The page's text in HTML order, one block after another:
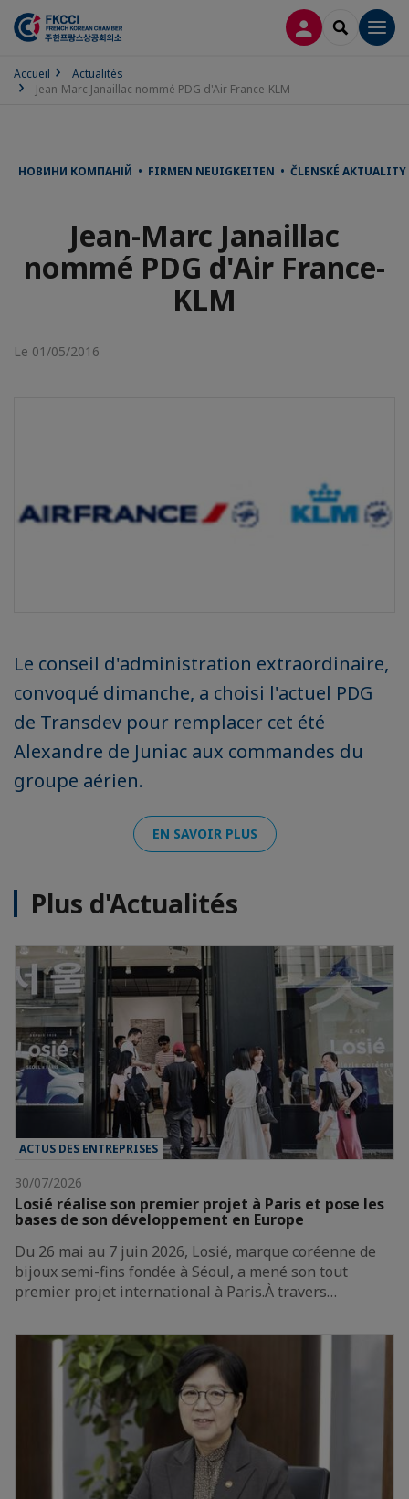
CONNEXION
Accueil
Actualités
Jean-Marc Janaillac nommé PDG d'Air France-KLM
НОВИНИ КОМПАНІЙ • FIRMEN NEUIGKEITEN • ČLENSKÉ AKTUALITY
Jean-Marc Janaillac
nommé PDG d'Air France-
KLM
Le 01/05/2016
Le conseil d'administration extraordinaire,
convoqué dimanche, a choisi l'actuel PDG
de Transdev pour remplacer cet été
Alexandre de Juniac aux commandes du
groupe aérien.
EN SAVOIR PLUS
Plus d'Actualités
ACTUS DES ENTREPRISES
30/07/2026
Losié réalise son premier projet à Paris et pose les
bases de son développement en Europe
Du 26 mai au 7 juin 2026, Losié, marque coréenne de
bijoux semi-fins fondée à Séoul, a mené son tout
premier projet international à Paris.À travers…